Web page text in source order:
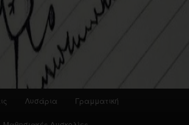
Λυσάρια Γραμματική